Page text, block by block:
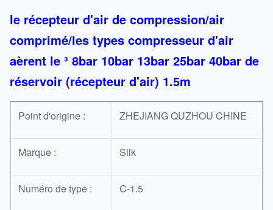
le récepteur d'air de compression/air
comprimé/les types compresseur d'air
aèrent le ³ 8bar 10bar 13bar 25bar 40bar de
réservoir (récepteur d'air) 1.5m
Point d'origine : ZHEJIANG QUZHOU CHINE
Marque : Silk
Numéro de type : C-1.5